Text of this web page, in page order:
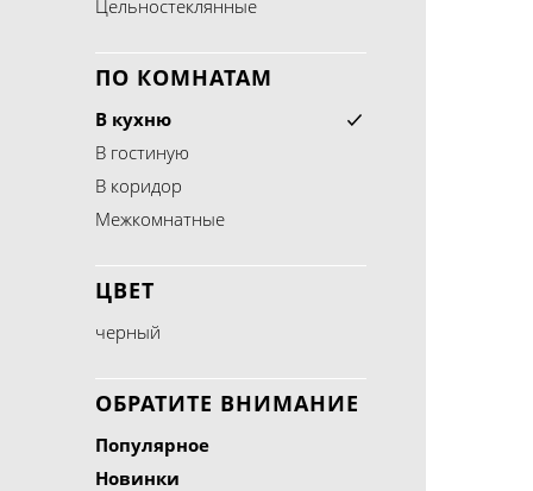
Цельностеклянные
ПО КОМНАТАМ
В кухню
В гостиную
В коридор
Межкомнатные
ЦВЕТ
черный
ОБРАТИТЕ ВНИМАНИЕ
Популярное
Новинки